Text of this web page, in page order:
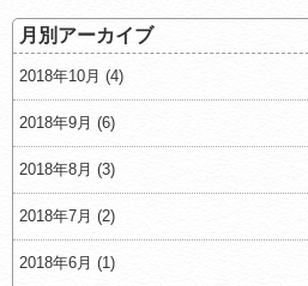
月別アーカイブ
2018年10月 (4)
2018年9月 (6)
2018年8月 (3)
2018年7月 (2)
2018年6月 (1)